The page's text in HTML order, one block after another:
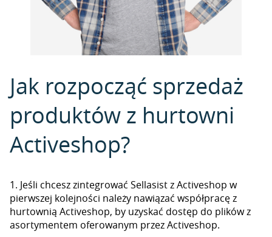
Jak rozpocząć sprzedaż
produktów z hurtowni
Activeshop?
1. Jeśli chcesz zintegrować Sellasist z Activeshop w
pierwszej kolejności należy nawiązać współpracę z
hurtownią Activeshop, by uzyskać dostęp do plików z
asortymentem oferowanym przez Activeshop.